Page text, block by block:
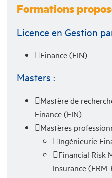
Formations
Licence en Gestion
Finance (FIN)
Masters :
Mastère de
Finance (FIN)
Mastères
Ingénieurie
Financial Risk
Insurance